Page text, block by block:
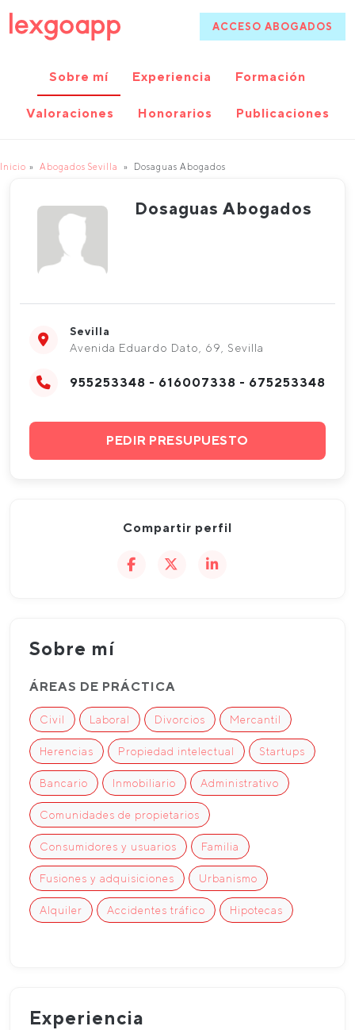
ACCESO ABOGADOS
Sobre mí Experiencia Formación
Valoraciones Honorarios Publicaciones
Inicio Abogados Sevilla Dosaguas Abogados
Dosaguas Abogados
Sevilla
Avenida Eduardo Dato, 69, Sevilla
955253348 - 616007338 - 675253348
PEDIR PRESUPUESTO
Compartir perfil
Sobre mí
ÁREAS DE PRÁCTICA
Civil Laboral Divorcios Mercantil
Herencias Propiedad intelectual Startups
Bancario Inmobiliario Administrativo
Comunidades de propietarios
Consumidores y usuarios Familia
Fusiones y adquisiciones Urbanismo
Alquiler Accidentes tráfico Hipotecas
Experiencia